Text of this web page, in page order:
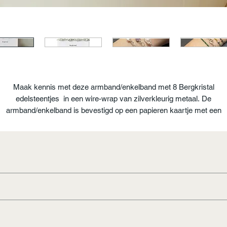
Maak kennis met deze armband/enkelband met 8 Bergkristal
edelsteentjes in een wire-wrap van zilverkleurig metaal. De
armband/enkelband is bevestigd op een papieren kaartje met een
i.v.m verstikkingsgevaar.
energiestromen. Bergkristal reguleert energie,